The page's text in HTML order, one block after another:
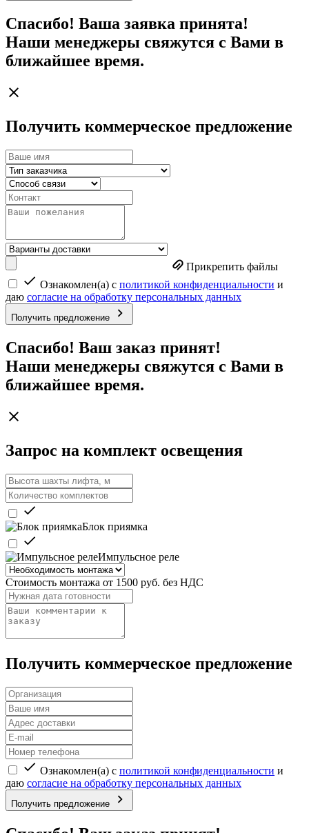
Спасибо! Ваша заявка принята!
Наши менеджеры свяжутся с Вами в
ближайшее время.
Получить коммерческое предложение
Прикрепить файлы
Ознакомлен(а) с политикой конфиденциальности и
даю согласие на обработку персональных данных
Получить предложение
Спасибо! Ваш заказ принят!
Наши менеджеры свяжутся с Вами в
ближайшее время.
Запрос на комплект освещения
Блок приямка
Импульсное реле
Стоимость монтажа от 1500 руб. без НДС
Получить коммерческое предложение
Ознакомлен(а) с политикой конфиденциальности и
даю согласие на обработку персональных данных
Получить предложение